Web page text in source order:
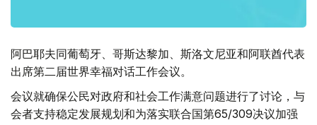
阿巴耶夫同葡萄牙、哥斯达黎加、斯洛文尼亚和阿联酋代表
出席第二届世界幸福对话工作会议。
会议就确保公民对政府和社会工作满意问题进行了讨论，与
会者支持稳定发展规划和为落实联合国第65/309决议加强